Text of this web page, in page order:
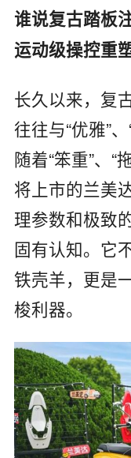
谁说复古踏板
运动级操控重
长久以来，复
往往与“优雅”
随着“笨重”、“
将上市的兰美
理参数和极致
固有认知。它
铁壳羊，更是
梭利器。